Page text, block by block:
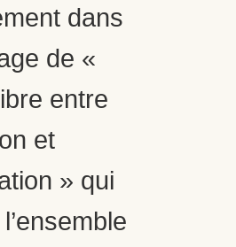
dans
de «
entre
et
» qui